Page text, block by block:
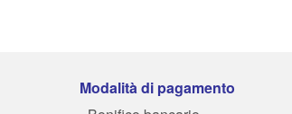
Modalità di pagamento